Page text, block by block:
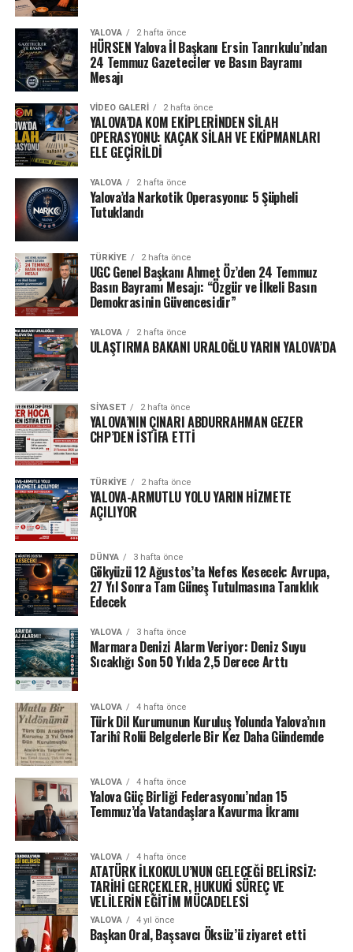
YALOVA 2 hafta önce
HÜRSEN Yalova İl Başkanı Ersin Tanrıkulu’ndan
24 Temmuz Gazeteciler ve Basın Bayramı
Mesajı
VIDEO GALERI 2 hafta önce
YALOVA’DA KOM EKİPLERİNDEN SİLAH
OPERASYONU: KAÇAK SİLAH VE EKİPMANLARI
ELE GEÇİRİLDİ
YALOVA 2 hafta önce
Yalova’da Narkotik Operasyonu: 5 Şüpheli
Tutuklandı
TÜRKIYE 2 hafta önce
UGC Genel Başkanı Ahmet Öz’den 24 Temmuz
Basın Bayramı Mesajı: “Özgür ve İlkeli Basın
Demokrasinin Güvencesidir”
YALOVA 2 hafta önce
ULAŞTIRMA BAKANI URALOĞLU YARIN YALOVA’DA
SIYASET 2 hafta önce
YALOVA’NIN ÇINARI ABDURRAHMAN GEZER
CHP’DEN İSTİFA ETTİ
TÜRKIYE 2 hafta önce
YALOVA-ARMUTLU YOLU YARIN HİZMETE
AÇILIYOR
DÜNYA 3 hafta önce
Gökyüzü 12 Ağustos’ta Nefes Kesecek: Avrupa,
27 Yıl Sonra Tam Güneş Tutulmasına Tanıklık
Edecek
YALOVA 3 hafta önce
Marmara Denizi Alarm Veriyor: Deniz Suyu
Sıcaklığı Son 50 Yılda 2,5 Derece Arttı
YALOVA 4 hafta önce
Türk Dil Kurumunun Kuruluş Yolunda Yalova’nın
Tarihî Rolü Belgelerle Bir Kez Daha Gündemde
YALOVA 4 hafta önce
Yalova Güç Birliği Federasyonu’ndan 15
Temmuz’da Vatandaşlara Kavurma İkramı
YALOVA 4 hafta önce
ATATÜRK İLKOKULU’NUN GELECEĞİ BELİRSİZ:
TARİHİ GERÇEKLER, HUKUKİ SÜREÇ VE
VELİLERİN EĞİTİM MÜCADELESİ
YALOVA 4 yıl önce
Başkan Oral, Başsavcı Öksüz’ü ziyaret etti